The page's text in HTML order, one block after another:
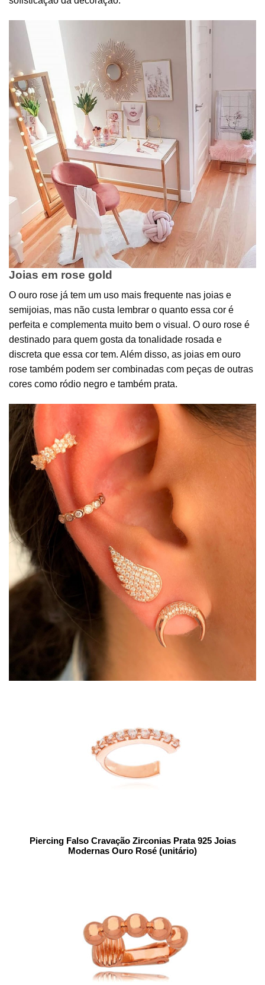
Joias em rose gold
O ouro rose já tem um uso mais frequente nas joias e
semijoias, mas não custa lembrar o quanto essa cor é
perfeita e complementa muito bem o visual. O ouro rose é
destinado para quem gosta da tonalidade rosada e
discreta que essa cor tem. Além disso, as joias em ouro
rose também podem ser combinadas com peças de outras
cores como ródio negro e também prata.
Piercing Falso Cravação Zirconias Prata 925 Joias
Modernas Ouro Rosé (unitário)